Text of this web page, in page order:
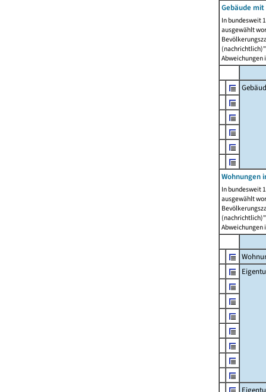
Gebäude mit
In bundesweit
ausgewählt
Abweichungen
Wohnungen
In bundesweit
ausgewählt
Abweichungen